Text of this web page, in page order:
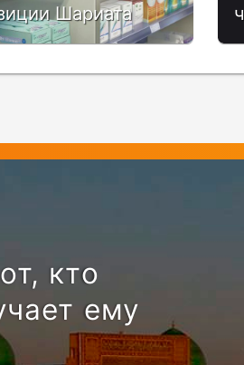
Шариата
кто
ему